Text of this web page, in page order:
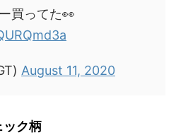
買ってた👀
August 11, 2020
ック柄